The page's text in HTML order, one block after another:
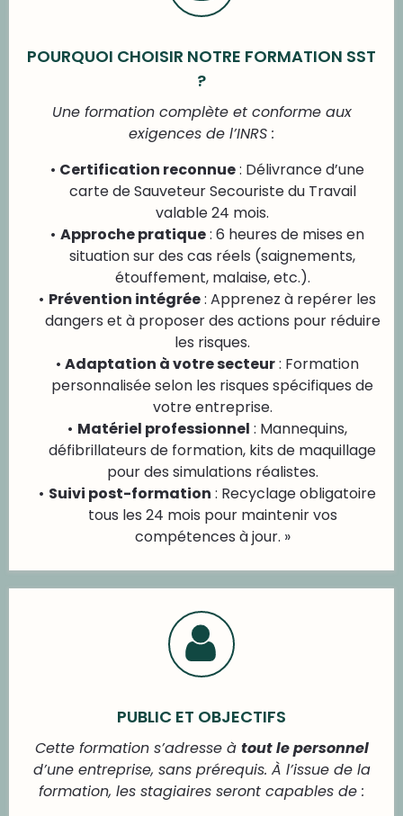
POURQUOI CHOISIR NOTRE FORMATION SST
?
Une formation complète et conforme aux
exigences de l’INRS :
Certification reconnue: Délivrance d’une
carte de Sauveteur Secouriste du Travail
valable 24 mois.
Approche pratique: 6 heures de mises en
situation sur des cas réels (saignements,
étouffement, malaise, etc.).
Prévention intégrée: Apprenez à repérer les
dangers et à proposer des actions pour réduire
les risques.
Adaptation à votre secteur: Formation
personnalisée selon les risques spécifiques de
votre entreprise.
Matériel professionnel : Mannequins,
défibrillateurs de formation, kits de maquillage
pour des simulations réalistes.
Suivi post-formation : Recyclage obligatoire
tous les 24 mois pour maintenir vos
compétences à jour. »
PUBLIC ET OBJECTIFS
Cette formation s’adresse à tout le personnel
d’une entreprise, sans prérequis. À l’issue de la
formation, les stagiaires seront capables de :